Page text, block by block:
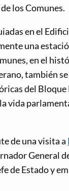
los Comunes.
en el
una
en el
también
del Bloque
vida
de una visita a
General
de Estado y